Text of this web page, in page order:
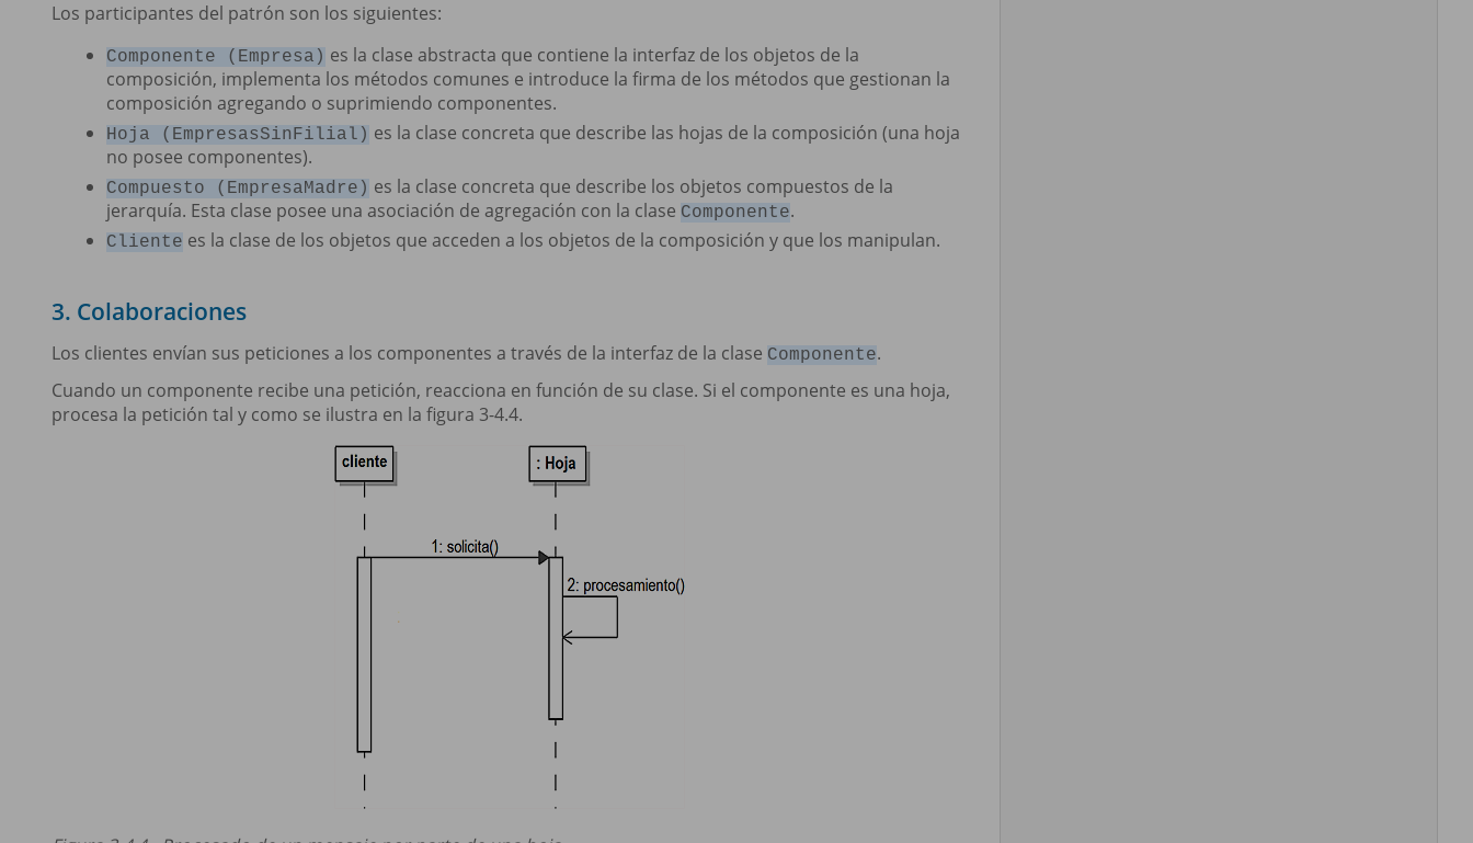
Los participantes del patrón son los siguientes:
Componente (Empresa) es la clase abstracta que contiene la interfaz de los objetos de la
composición, implementa los métodos comunes e introduce la firma de los métodos que gestionan la
composición agregando o suprimiendo componentes.
Hoja (EmpresasSinFilial) es la clase concreta que describe las hojas de la composición (una hoja
no posee componentes).
Compuesto (EmpresaMadre) es la clase concreta que describe los objetos compuestos de la
jerarquía. Esta clase posee una asociación de agregación con la clase Componente.
Cliente es la clase de los objetos que acceden a los objetos de la composición y que los manipulan.
3. Colaboraciones
Los clientes envían sus peticiones a los componentes a través de la interfaz de la clase Componente.
Cuando un componente recibe una petición, reacciona en función de su clase. Si el componente es una hoja,
procesa la petición tal y como se ilustra en la figura 3-4.4.